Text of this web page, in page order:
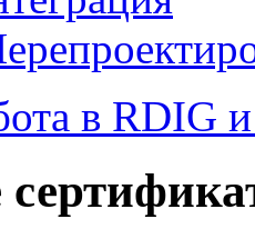
в RDIG